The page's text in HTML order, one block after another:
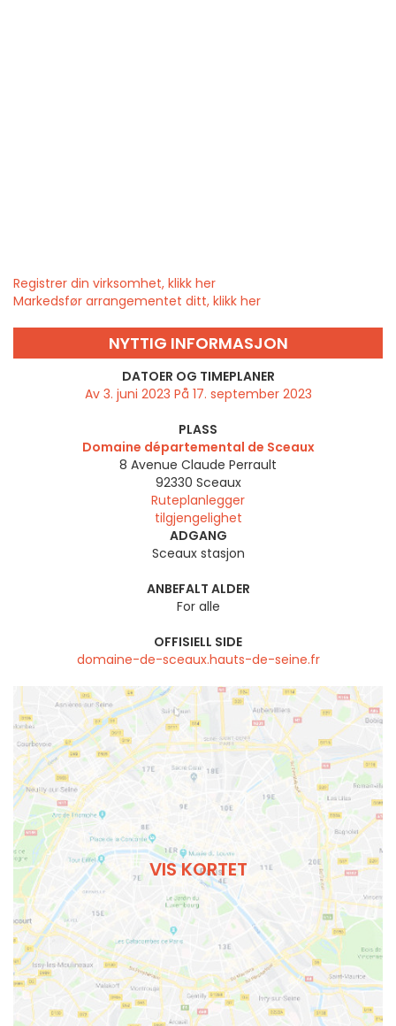
Registrer din virksomhet, klikk her
Markedsfør arrangementet ditt, klikk her
NYTTIG INFORMASJON
DATOER OG TIMEPLANER
Av 3. juni 2023 På 17. september 2023
PLASS
Domaine départemental de Sceaux
8 Avenue Claude Perrault
92330 Sceaux
Ruteplanlegger
tilgjengelighet
ADGANG
Sceaux stasjon
ANBEFALT ALDER
For alle
OFFISIELL SIDE
domaine-de-sceaux.hauts-de-seine.fr
VIS KORTET